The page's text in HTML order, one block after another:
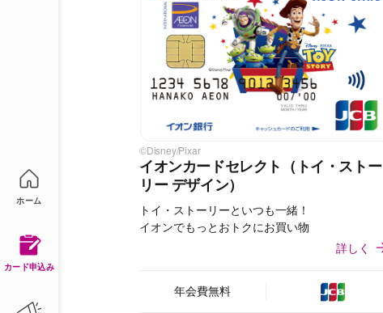
イオンカードセレクト（トイ・ストー
リー デザイン）
©Disney/Pixar
トイ・ストーリーといつも一緒！
イオンでもっとおトクにお買い物
詳しく
年会費無料
ホーム
カード申込み